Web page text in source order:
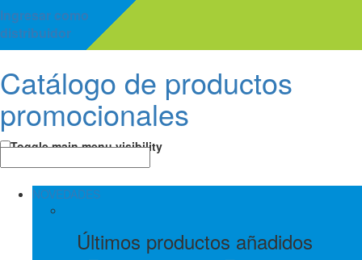
Ingresar como
distribuidor
Catálogo de productos
promocionales
Toggle main menu visibility
NOVEDADES
Últimos productos añadidos